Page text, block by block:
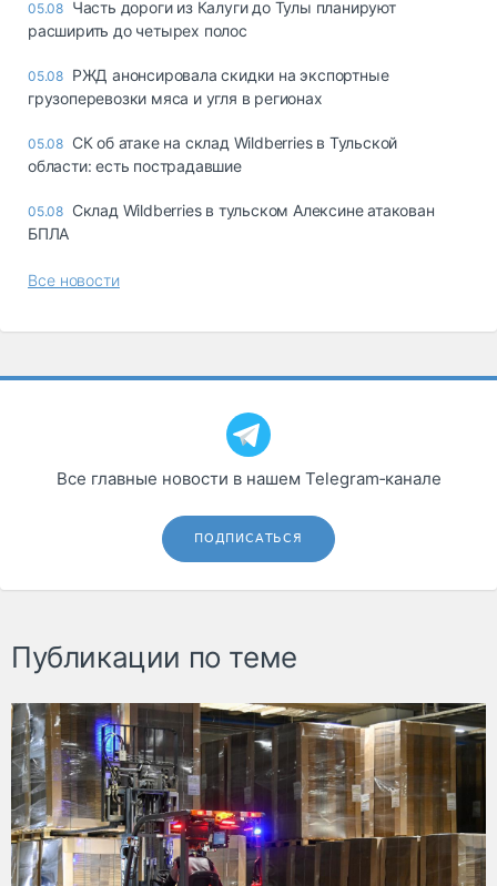
05.08 Часть дороги из Калуги до Тулы планируют
расширить до четырех полос
05.08 РЖД анонсировала скидки на экспортные
грузоперевозки мяса и угля в регионах
05.08 СК об атаке на склад Wildberries в Тульской
области: есть пострадавшие
05.08 Склад Wildberries в тульском Алексине атакован
БПЛА
Все новости
Все главные новости в нашем Telegram‑канале
ПОДПИСАТЬСЯ
Публикации по теме